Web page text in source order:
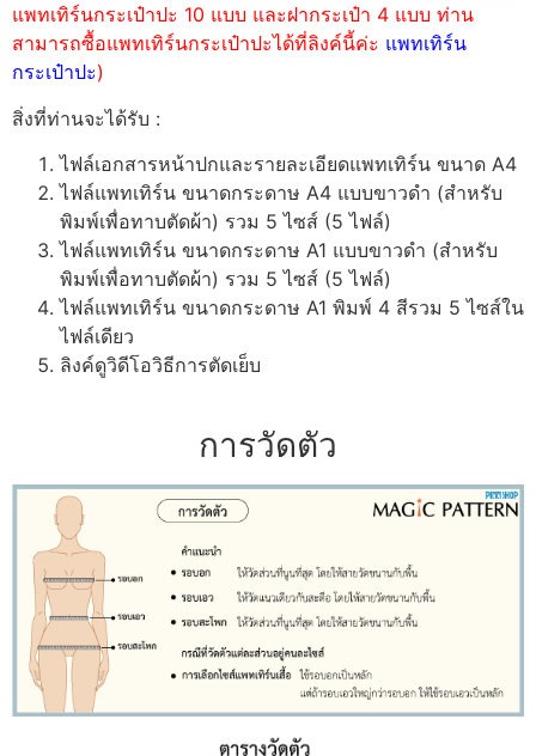
แพทเทิร์นกระเป๋าปะ 10 แบบ และฝากระเป๋า 4 แบบ ท่าน
สามารถซื้อแพทเทิร์นกระเป๋าปะได้ที่ลิงค์นี้ค่ะ แพทเทิร์น
กระเป๋าปะ)
สิ่งที่ท่านจะได้รับ :
ไฟล์เอกสารหน้าปกและรายละเอียดแพทเทิร์น ขนาด A4
ไฟล์แพทเทิร์น ขนาดกระดาษ A4 แบบขาวดำ (สำหรับ
พิมพ์เพื่อทาบตัดผ้า) รวม 5 ไซส์ (5 ไฟล์)
ไฟล์แพทเทิร์น ขนาดกระดาษ A1 แบบขาวดำ (สำหรับ
พิมพ์เพื่อทาบตัดผ้า) รวม 5 ไซส์ (5 ไฟล์)
ไฟล์แพทเทิร์น ขนาดกระดาษ A1 พิมพ์ 4 สีรวม 5 ไซส์ใน
ไฟล์เดียว
ลิงค์ดูวิดีโอวิธีการตัดเย็บ
การวัดตัว